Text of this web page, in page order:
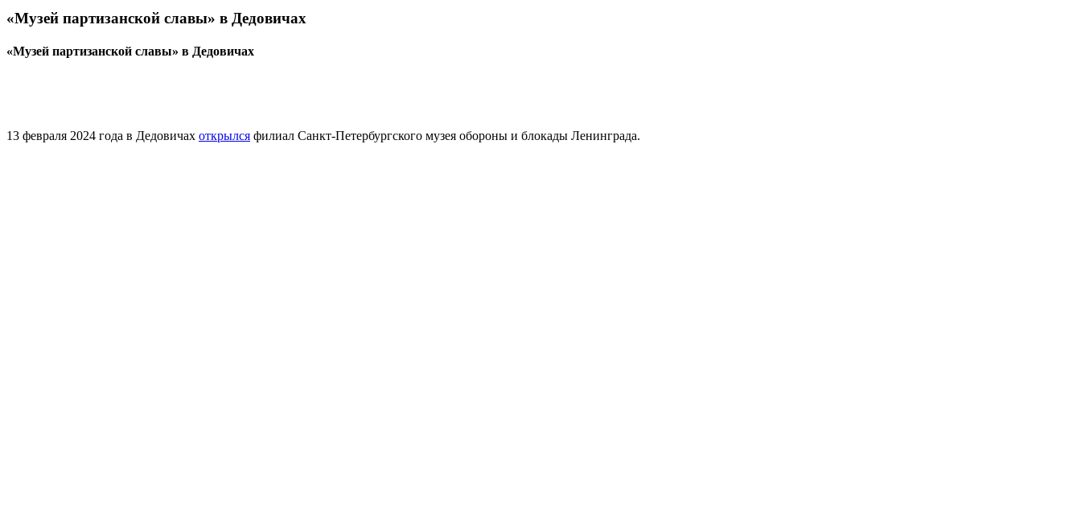
«Музей партизанской славы» в Дедовичах
«Музей партизанской славы» в Дедовичах
13 февраля 2024 года в Дедовичах открылся филиал Санкт-Петербургского музея обороны и блокады Ленинграда.